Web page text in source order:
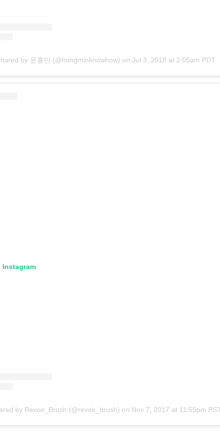
by 윤홍민 (@hongminknowhow) on Jul 3, 2018 at 2:05am PDT
by Revoir_Brush (@revoir_brush) on Nov 7, 2017 at 11:55pm